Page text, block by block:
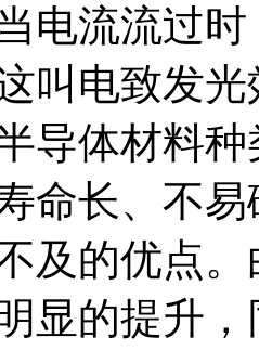
电流流过
叫电致发
导体材料
命长、不
及的优点
显的提升